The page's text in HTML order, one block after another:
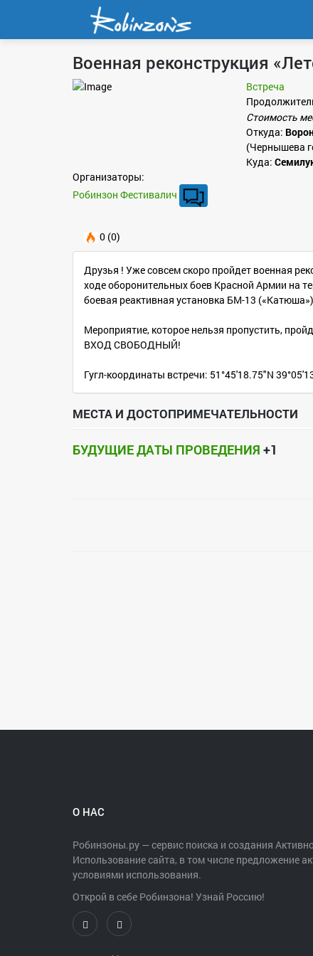
Военная реконструкция
Встреча
Стоимость
Откуда:
(Чернышева
Куда:
Организаторы:
Робинзон Фестивалич
0 (0)
Друзья ! Уже совсем скоро пройдет военная
ходе оборонительных боев Красной Армии на
боевая реактивная установка БМ-13
Мероприятие, которое нельзя пропустить,
ВХОД СВОБОДНЫЙ!
Гугл-координаты встречи: 51°45'18.75"N
МЕСТА И ДОСТОПРИМЕЧАТЕЛЬНОСТИ
БУДУЩИЕ ДАТЫ ПРОВЕДЕНИЯ +1
О НАС
Робинзоны.ру — сервис поиска и создания
Использование сайта, в том числе предложение
условиями использования.
Открой в себе Робинзона! Узнай Россию!